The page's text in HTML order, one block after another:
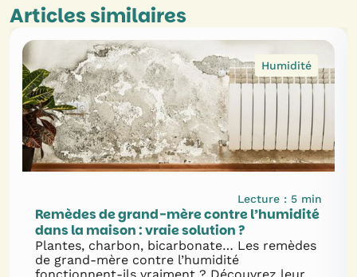
Articles similaires
Humidité
Lecture : 5 min
Remèdes de grand-mère contre l’humidité
dans la maison : vraie solution ?
Plantes, charbon, bicarbonate… Les remèdes
de grand-mère contre l’humidité